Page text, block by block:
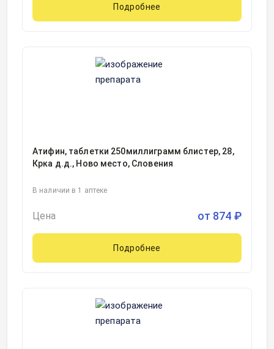
Подробнее
Атифин, таблетки 250миллиграмм блистер, 28,
Крка д.д., Ново место, Словения
В наличии в 1 аптеке
Цена от 874 ₽
Подробнее